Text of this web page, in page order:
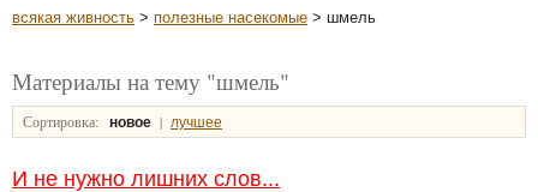
всякая живность > полезные насекомые > шмель
Материалы на тему "шмель"
Сортировка: новое | лучшее
И не нужно лишних слов...